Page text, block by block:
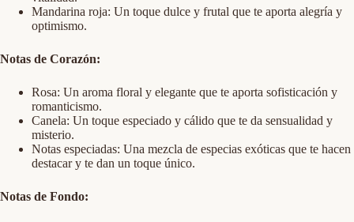
Mandarina roja: Un toque dulce y frutal que te aporta alegría y
optimismo.
Notas de Corazón:
Rosa: Un aroma floral y elegante que te aporta sofisticación y
romanticismo.
Canela: Un toque especiado y cálido que te da sensualidad y
misterio.
Notas especiadas: Una mezcla de especias exóticas que te hacen
destacar y te dan un toque único.
Notas de Fondo: